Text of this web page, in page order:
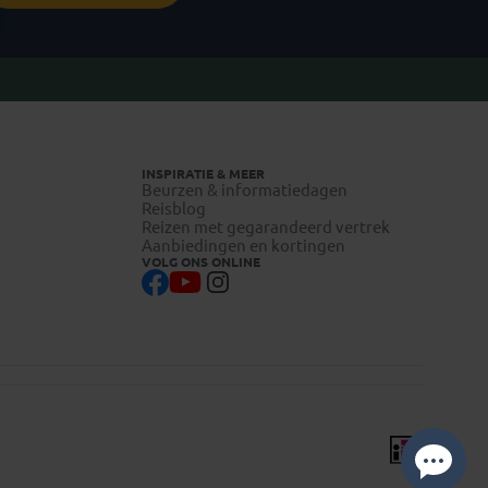
INSPIRATIE & MEER
Beurzen & informatiedagen
Reisblog
Reizen met gegarandeerd vertrek
Aanbiedingen en kortingen
VOLG ONS ONLINE